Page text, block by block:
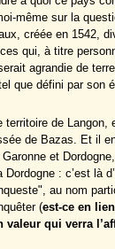
même sur la
créée en 1542,
qui, à titre
agrandie de
que défini par son
territoire de Langon,
de Bazas. Et il
et
: c’est là
au nom
(est-ce en
valeur qui verra